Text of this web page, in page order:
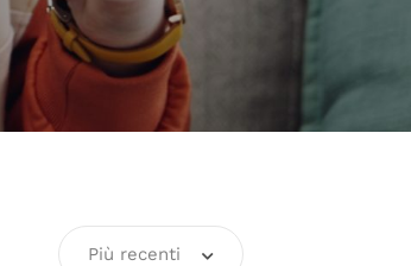
Più recenti